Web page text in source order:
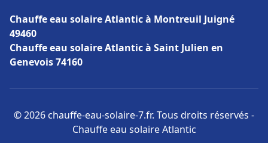
Chauffe eau solaire Atlantic à Montreuil Juigné
49460
Chauffe eau solaire Atlantic à Saint Julien en
Genevois 74160
© 2026 chauffe-eau-solaire-7.fr. Tous droits réservés -
Chauffe eau solaire Atlantic